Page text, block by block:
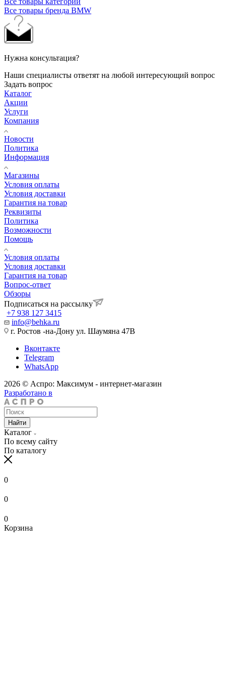
Все товары бренда BMW
Нужна консультация?
Наши специалисты ответят на любой интересующий вопрос
Задать вопрос
Каталог
Акции
Услуги
Компания
Новости
Политика
Информация
Магазины
Условия оплаты
Условия доставки
Гарантия на товар
Реквизиты
Политика
Возможности
Помощь
Условия оплаты
Условия доставки
Гарантия на товар
Вопрос-ответ
Обзоры
Подписаться на рассылку
+7 938 127 3415
info@behka.ru
г. Ростов -на-Дону ул. Шаумяна 47В
Вконтакте
Telegram
WhatsApp
2026 © Аспро: Максимум - интернет-магазин
Разработано в
Найти
Каталог
По всему сайту
По каталогу
0
0
0
Корзина